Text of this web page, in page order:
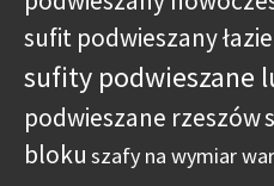
sufit podwieszany
sufity podwieszane
podwieszane rzeszów
bloku szafy na wymiar